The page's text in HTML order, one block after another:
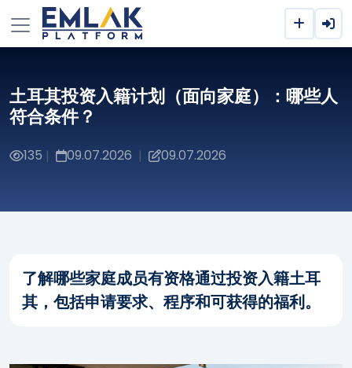
土耳其投资入籍计划（面向家庭）：哪些人
符合条件？
135 | 09.07.2026 | 09.07.2026
了解哪些家庭成员有资格通过投资入籍土耳
其，包括申请要求、程序和可获得的福利。